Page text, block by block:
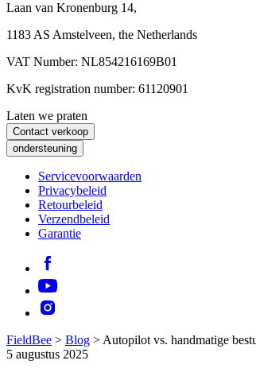
Laan van Kronenburg 14,
1183 AS Amstelveen, the Netherlands
VAT Number: NL854216169B01
KvK registration number: 61120901
Laten we praten
Contact verkoop
ondersteuning
Servicevoorwaarden
Privacybeleid
Retourbeleid
Verzendbeleid
Garantie
FieldBee > Blog > Autopilot vs. handmatige
5 augustus 2025